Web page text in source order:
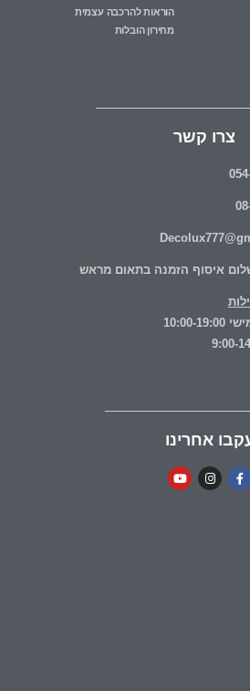
אחרינו
צרו קשר
איסוף הזמנה בתאום מראש
19:00
הוראות להרכבה עצמית
מחירון הובלות